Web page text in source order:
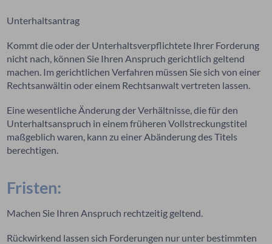
Unterhaltsantrag
Kommt die oder der Unterhaltsverpflichtete Ihrer Forderung
nicht nach, können Sie Ihren Anspruch gerichtlich geltend
machen. Im gerichtlichen Verfahren müssen Sie sich von einer
Rechtsanwältin oder einem Rechtsanwalt vertreten lassen.
Eine wesentliche Änderung der Verhältnisse, die für den
Unterhaltsanspruch in einem früheren Vollstreckungstitel
maßgeblich waren, kann zu einer Abänderung des Titels
berechtigen.
Fristen:
Machen Sie Ihren Anspruch rechtzeitig geltend.
Rückwirkend lassen sich Forderungen nur unter bestimmten